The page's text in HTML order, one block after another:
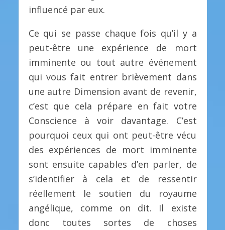
influencé par eux.
Ce qui se passe chaque fois qu’il y a
peut-être une expérience de mort
imminente ou tout autre événement
qui vous fait entrer brièvement dans
une autre Dimension avant de revenir,
c’est que cela prépare en fait votre
Conscience à voir davantage. C’est
pourquoi ceux qui ont peut-être vécu
des expériences de mort imminente
sont ensuite capables d’en parler, de
s’identifier à cela et de ressentir
réellement le soutien du royaume
angélique, comme on dit. Il existe
donc toutes sortes de choses